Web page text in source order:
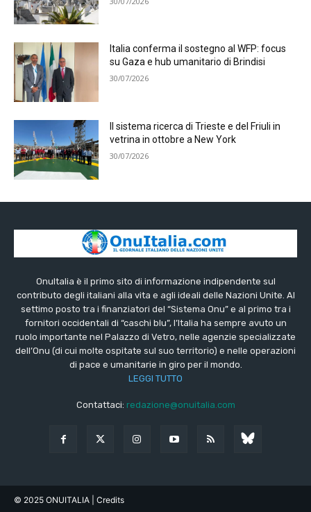
Italia conferma il sostegno al WFP: focus
su Gaza e hub umanitario di Brindisi
30/07/2026
Il sistema ricerca di Trieste e del Friuli in
vetrina in ottobre a New York
30/07/2026
OnuItalia è il primo sito di informazione indipendente sul
contributo degli italiani alla vita e agli ideali delle Nazioni Unite. Al
settimo posto tra i finanziatori del “Sistema Onu” e al primo tra i
fornitori occidentali di “caschi blu”, l’Italia ha sempre avuto un
ruolo importante nel Palazzo di Vetro, nelle agenzie specializzate
dell’Onu (di cui molte ospitate sul suo territorio) e nelle operazioni
di pace e umanitarie in giro per il mondo.
LEGGI TUTTO
Contattaci: redazione@onuitalia.com
© 2025 ONUITALIA | Credits